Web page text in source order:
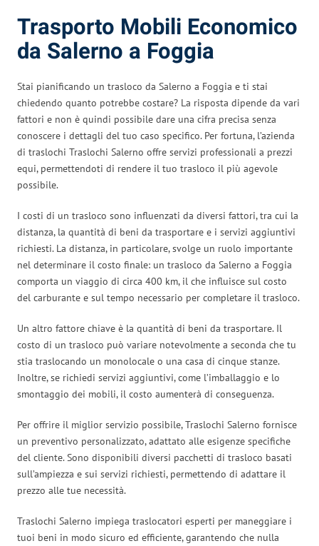
Trasporto Mobili Economico
da Salerno a Foggia
Stai pianificando un trasloco da Salerno a Foggia e ti stai
chiedendo quanto potrebbe costare? La risposta dipende da vari
fattori e non è quindi possibile dare una cifra precisa senza
conoscere i dettagli del tuo caso specifico. Per fortuna, l’azienda
di traslochi Traslochi Salerno offre servizi professionali a prezzi
equi, permettendoti di rendere il tuo trasloco il più agevole
possibile.
I costi di un trasloco sono influenzati da diversi fattori, tra cui la
distanza, la quantità di beni da trasportare e i servizi aggiuntivi
richiesti. La distanza, in particolare, svolge un ruolo importante
nel determinare il costo finale: un trasloco da Salerno a Foggia
comporta un viaggio di circa 400 km, il che influisce sul costo
del carburante e sul tempo necessario per completare il trasloco.
Un altro fattore chiave è la quantità di beni da trasportare. Il
costo di un trasloco può variare notevolmente a seconda che tu
stia traslocando un monolocale o una casa di cinque stanze.
Inoltre, se richiedi servizi aggiuntivi, come l’imballaggio e lo
smontaggio dei mobili, il costo aumenterà di conseguenza.
Per offrire il miglior servizio possibile, Traslochi Salerno fornisce
un preventivo personalizzato, adattato alle esigenze specifiche
del cliente. Sono disponibili diversi pacchetti di trasloco basati
sull’ampiezza e sui servizi richiesti, permettendo di adattare il
prezzo alle tue necessità.
Traslochi Salerno impiega traslocatori esperti per maneggiare i
tuoi beni in modo sicuro ed efficiente, garantendo che nulla